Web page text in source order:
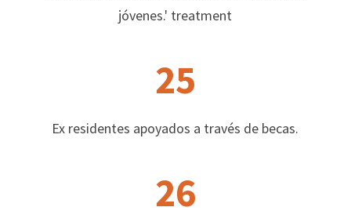
jóvenes.' treatment
25
Ex residentes apoyados a través de becas.
26